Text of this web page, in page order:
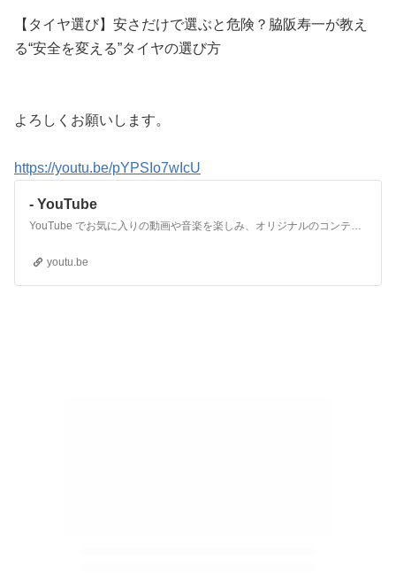
【タイヤ選び】安さだけで選ぶと危険？脇阪寿一が教え
る“安全を変える”タイヤの選び方
よろしくお願いします。
https://youtu.be/pYPSIo7wIcU
- YouTube
YouTube でお気に入りの動画や音楽を楽しみ、オリジナルのコンテンツをアップロードして友だちや家族、世界中の人たちと共有しましょう。
youtu.be